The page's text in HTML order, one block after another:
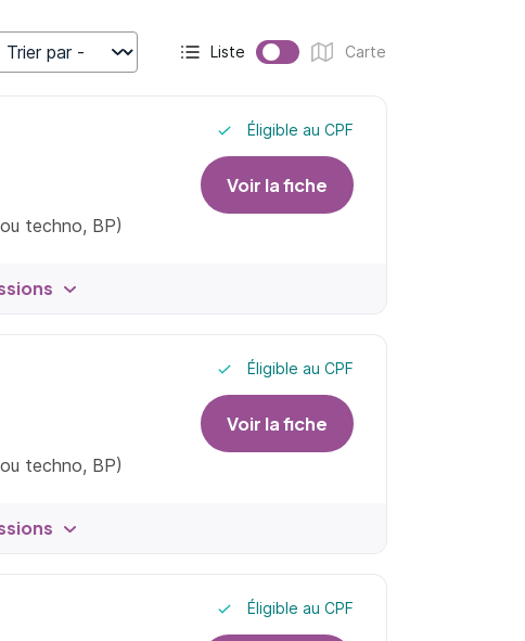
par Affichage actif :
Liste
Affichage :
Carte
techno, BP)
Éligible au CPF
Voir la fiche
techno, BP)
Éligible au CPF
Voir la fiche
Éligible au CPF